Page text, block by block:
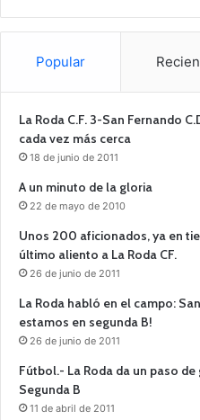
Popular
La Roda C.F. 3-San Fernando
cada vez más cerca
18 de junio de 2011
A un minuto de la gloria
22 de mayo de 2010
Unos 200 aficionados, ya en
último aliento a La Roda CF.
26 de junio de 2011
La Roda habló en el campo:
estamos en segunda B!
26 de junio de 2011
Fútbol.- La Roda da un paso
Segunda B
11 de abril de 2011